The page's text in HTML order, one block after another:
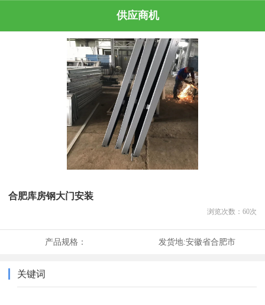
供应商机
合肥库房钢大门安装
浏览次数： 60次
产品规格： 发货地:安徽省合肥市
关键词